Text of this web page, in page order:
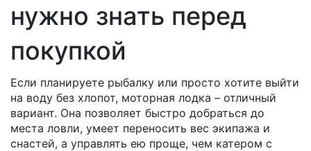
нужно знать перед
покупкой
Если планируете рыбалку или просто хотите выйти
на воду без хлопот, моторная лодка – отличный
вариант. Она позволяет быстро добраться до
места ловли, умеет переносить вес экипажа и
снастей, а управлять ею проще, чем катером с